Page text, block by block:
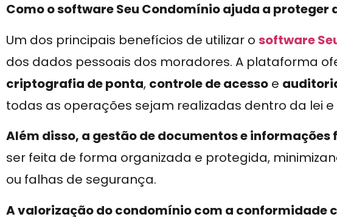
Como o software Seu Condomínio ajuda a proteger
Um dos principais benefícios de utilizar o software
dos dados pessoais dos moradores. A plataforma
criptografia de ponta, controle de acesso e
todas as operações sejam realizadas dentro da lei
Além disso, a gestão de documentos e
ser feita de forma organizada e protegida,
ou falhas de segurança.
A valorização do condomínio com a conformidade